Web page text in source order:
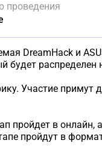
проведения
DreamHack и
будет распределен
Участие
пройдет в онлайн,
пройдут в